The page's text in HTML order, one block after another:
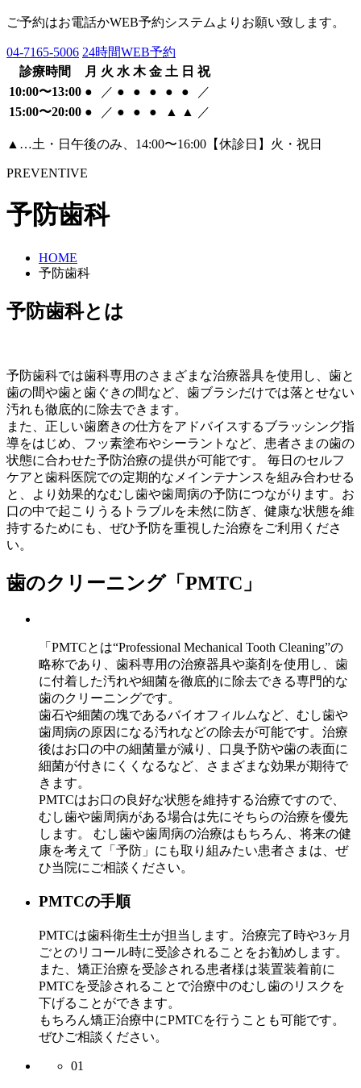
ご予約はお電話かWEB予約システムよりお願い致します。
04-7165-5006 24時間WEB予約
診療時間
月 火 水 木 金 土 日 祝
10:00〜13:00 ● ／ ● ● ● ● ●
／
15:00〜20:00 ● ／ ● ● ● ▲ ▲ ／
▲…土・日午後のみ、14:00〜16:00【休診日】火・祝日
PREVENTIVE
予防歯科
HOME
予防歯科
予防歯科とは
予防歯科では歯科専用のさまざまな治療器具を使用し、歯と
歯の間や歯と歯ぐきの間など、歯ブラシだけでは落とせない
汚れも徹底的に除去できます。
また、正しい歯磨きの仕方をアドバイスするブラッシング指
導をはじめ、フッ素塗布やシーラントなど、患者さまの歯の
状態に合わせた予防治療の提供が可能です。 毎日のセルフ
ケアと歯科医院での定期的なメインテナンスを組み合わせる
と、より効果的なむし歯や歯周病の予防につながります。お
口の中で起こりうるトラブルを未然に防ぎ、健康な状態を維
持するためにも、ぜひ予防を重視した治療をご利用くださ
い。
歯のクリーニング「PMTC」
「PMTCとは“Professional Mechanical Tooth Cleaning”の
略称であり、歯科専用の治療器具や薬剤を使用し、歯
に付着した汚れや細菌を徹底的に除去できる専門的な
歯のクリーニングです。
歯石や細菌の塊であるバイオフィルムなど、むし歯や
歯周病の原因になる汚れなどの除去が可能です。治療
後はお口の中の細菌量が減り、口臭予防や歯の表面に
細菌が付きにくくなるなど、さまざまな効果が期待で
きます。
PMTCはお口の良好な状態を維持する治療ですので、
むし歯や歯周病がある場合は先にそちらの治療を優先
します。 むし歯や歯周病の治療はもちろん、将来の健
康を考えて「予防」にも取り組みたい患者さまは、ぜ
ひ当院にご相談ください。
PMTCの手順
PMTCは歯科衛生士が担当します。治療完了時や3ヶ月
ごとのリコール時に受診されることをお勧めします。
また、矯正治療を受診される患者様は装置装着前に
PMTCを受診されることで治療中のむし歯のリスクを
下げることができます。
もちろん矯正治療中にPMTCを行うことも可能です。
ぜひご相談ください。
01